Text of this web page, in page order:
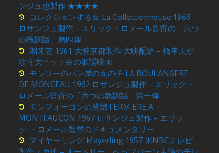
ンジュ他製作 ★★★★
コレクションする女 La Collectionneuse 1966
ロサンジュ製作 – エリック・ロメール監督の「六つ
の教訓話」第四弾
潮来笠 1961 大映京都製作 大映配給 – 橋幸夫が
歌う大ヒット曲の歌謡映画
モンソーのパン屋の女の子 LA BOULANGERE
DE MONCEAU 1962 ロサンジュ製作 – エリック・
ロメール監督の「六つの教訓話」第一弾
モンフォーコンの農婦 FERMIERE A
MONTFAUCON 1967 ロサンジュ製作 – エリッ
ク-・ロメール監督のドキュメンタリー
マイヤーリング Mayerling 1957 米NBCテレビ